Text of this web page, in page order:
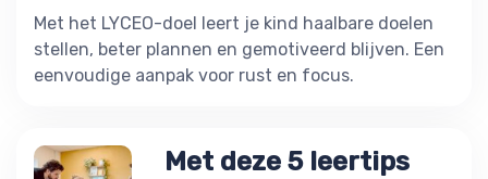
Met het LYCEO-doel leert je kind haalbare doelen
stellen, beter plannen en gemotiveerd blijven. Een
eenvoudige aanpak voor rust en focus.
Met deze 5 leertips